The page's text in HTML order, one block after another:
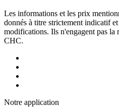
Les informations et les prix
donnés à titre strictement indicatif
modifications. Ils n'engagent pas la
CHC.
Notre application